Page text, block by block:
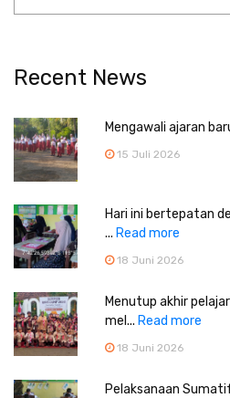
Recent News
Mengawali ajaran
15 Juli 2026
Hari ini bertepatan
... Read more
18 Juni 2026
Menutup akhir
mel... Read more
18 Juni 2026
Pelaksanaan